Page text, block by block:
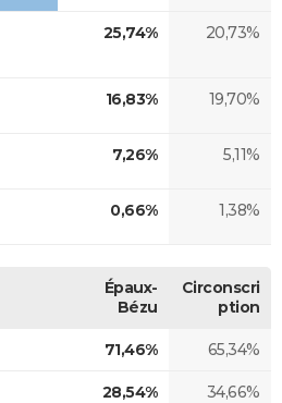
25,74% 20,73%
16,83% 19,70%
7,26% 5,11%
0,66% 1,38%
Épaux-
Bézu
Circonscri
ption
71,46% 65,34%
28,54% 34,66%